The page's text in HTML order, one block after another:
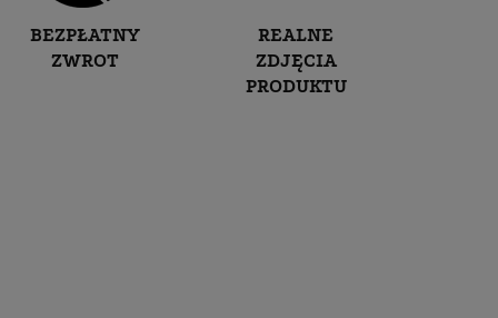
BEZPŁATNY
ZWROT
REALNE
ZDJĘCIA
PRODUKTU